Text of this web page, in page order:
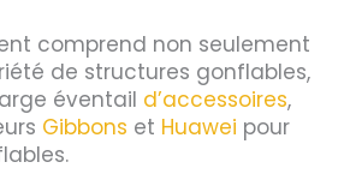
comprend non seulement
de structures gonflables,
éventail d’accessoires,
Gibbons et Huawei pour